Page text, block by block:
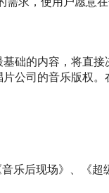
础的内容，将直接
司的音乐版权
后现场》、《